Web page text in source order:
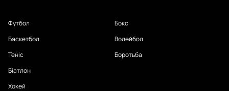
Футбол
Баскетбол
Теніс
Біатлон
Хокей
Бокс
Волейбол
Боротьба